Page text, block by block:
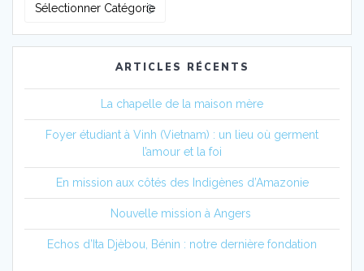
ARTICLES RÉCENTS
La chapelle de la maison mère
Foyer étudiant à Vinh (Vietnam) : un lieu où germent
l’amour et la foi
En mission aux côtés des Indigènes d’Amazonie
Nouvelle mission à Angers
Echos d’Ita Djèbou, Bénin : notre dernière fondation